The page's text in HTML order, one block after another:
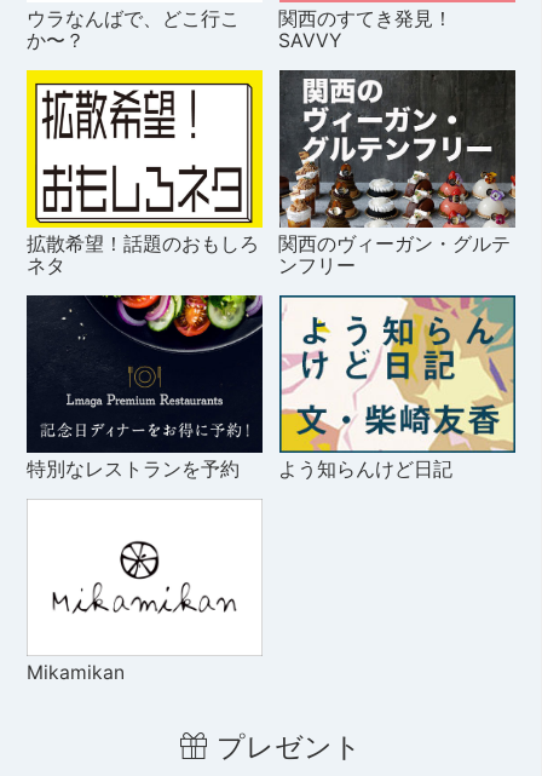
ウラなんばで、どこ行こ
か〜？
関西のすてき発見！
SAVVY
拡散希望！話題のおもしろ
ネタ
関西のヴィーガン・グルテ
ンフリー
特別なレストランを予約 よう知らんけど日記
Mikamikan
プレゼント